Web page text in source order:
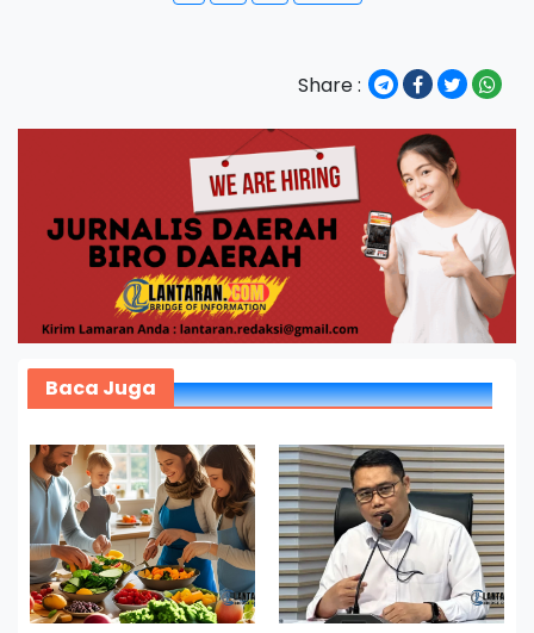
Share :
Baca Juga